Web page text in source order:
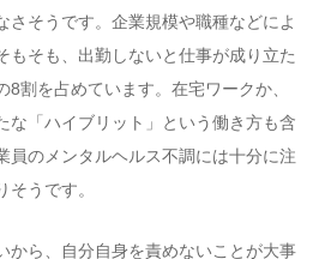
さそうです。企業規模や職種などによ
もそも、出勤しないと仕事が成り立た
8割を占めています。在宅ワークか、
な「ハイブリット」という働き方も含
員のメンタルヘルス不調には十分に注
うです。
から、自分自身を責めないことが大事